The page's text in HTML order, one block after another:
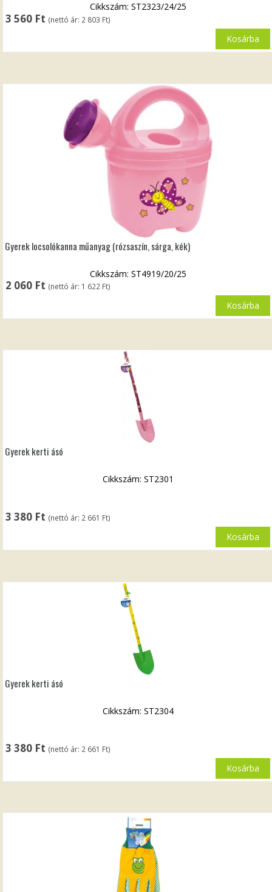
3 560 Ft (nettó ár: 2 803 Ft)
Cikkszám: ST2323/24/25
Kosárba
Gyerek locsolókanna műanyag (rózsaszín, sárga, kék)
2 060 Ft (nettó ár: 1 622 Ft)
Cikkszám: ST4919/20/25
Kosárba
Gyerek kerti ásó
3 380 Ft (nettó ár: 2 661 Ft)
Cikkszám: ST2301
Kosárba
Gyerek kerti ásó
3 380 Ft (nettó ár: 2 661 Ft)
Cikkszám: ST2304
Kosárba